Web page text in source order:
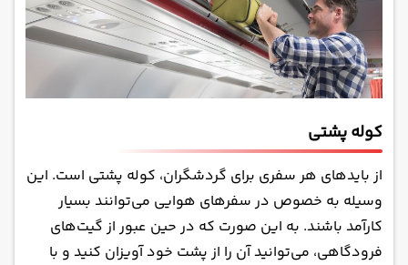
کوله پشتی
از بایدهای هر سفری برای گردشگران، کوله پشتی است. این
وسیله به خصوص در سفرهای هوایی می‌توانند بسیار
کارآمد باشند. به این صورت که در حین عبور از گیت‌های
فرودگاهی، می‌توانید آن را از پشت خود آویزان کنید و با